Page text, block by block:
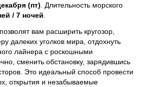
(пт) . Длительность морского
/ 7 ночей
вам расширить кругозор,
далеких уголков мира, отдохнуть
лайнера с роскошными
сменить обстановку, зарядившись
Это идеальный способ провести
открытия и незабываемые